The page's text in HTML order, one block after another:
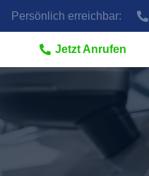
Persönlich erreichbar:
Jetzt Anrufen